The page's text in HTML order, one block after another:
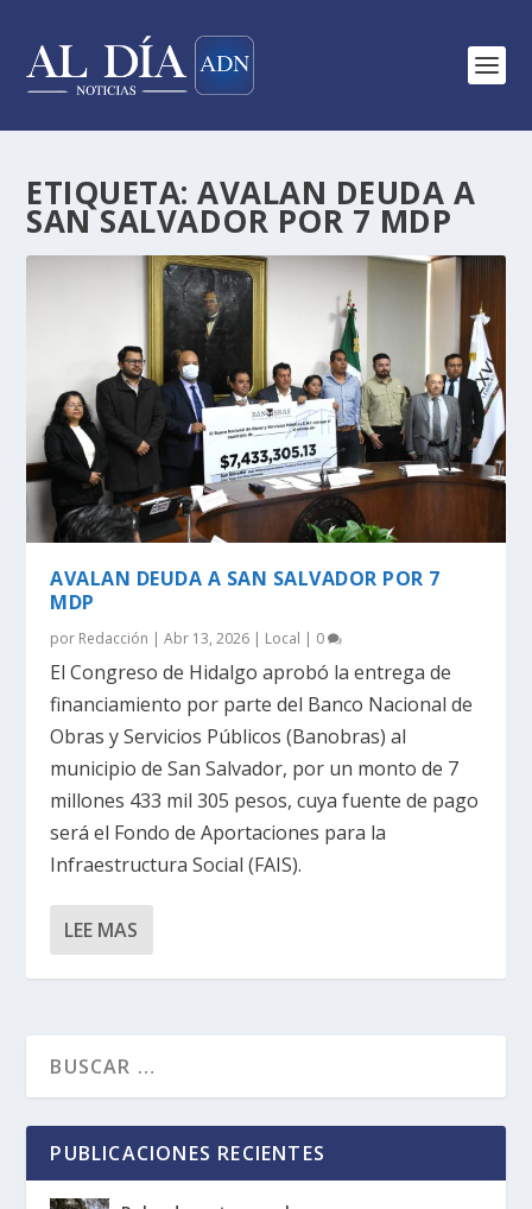
ETIQUETA:AVALAN DEUDA A
SAN SALVADOR POR 7 MDP
AVALAN DEUDA A SAN SALVADOR POR 7
MDP
por Redacción |Abr 13, 2026 | Local | 0
El Congreso de Hidalgo aprobó la entrega de
financiamiento por parte del Banco Nacional de
Obras y Servicios Públicos (Banobras) al
municipio de San Salvador, por un monto de 7
millones 433 mil 305 pesos, cuya fuente de pago
será el Fondo de Aportaciones para la
Infraestructura Social (FAIS).
LEE MAS
PUBLICACIONES RECIENTES